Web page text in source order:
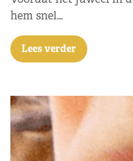
hem snel…
Lees verder